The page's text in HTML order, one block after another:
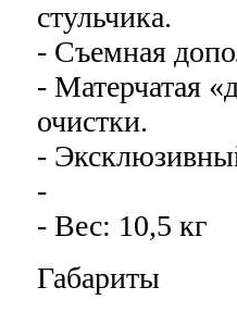
стульчика.
- Съемная
- Матерчатая
очистки.
-
-
- Вес: 10,5 кг
Габариты